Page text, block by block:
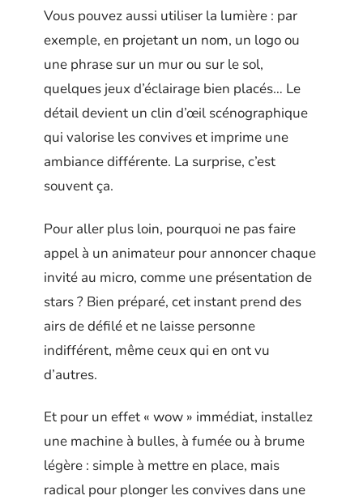
Vous pouvez aussi utiliser la lumière : par
exemple, en projetant un nom, un logo ou
une phrase sur un mur ou sur le sol,
quelques jeux d’éclairage bien placés… Le
détail devient un clin d’œil scénographique
qui valorise les convives et imprime une
ambiance différente. La surprise, c’est
souvent ça.
Pour aller plus loin, pourquoi ne pas faire
appel à un animateur pour annoncer chaque
invité au micro, comme une présentation de
stars ? Bien préparé, cet instant prend des
airs de défilé et ne laisse personne
indifférent, même ceux qui en ont vu
d’autres.
Et pour un effet « wow » immédiat, installez
une machine à bulles, à fumée ou à brume
légère : simple à mettre en place, mais
radical pour plonger les convives dans une